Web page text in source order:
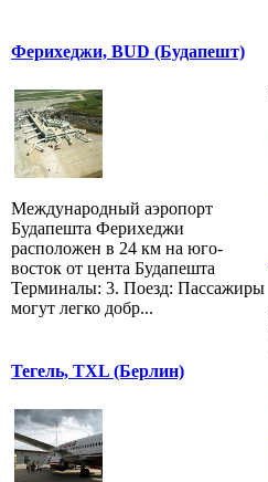
Ферихеджи, BUD (Будапешт)
Международный аэропорт
Будапешта Ферихеджи
расположен в 24 км на юго-
восток от цента Будапешта
Терминалы: 3. Поезд: Пассажиры
могут легко добр...
Тегель, TXL (Берлин)